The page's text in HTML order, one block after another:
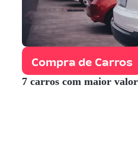
Compra de Carros
7 carros com maior